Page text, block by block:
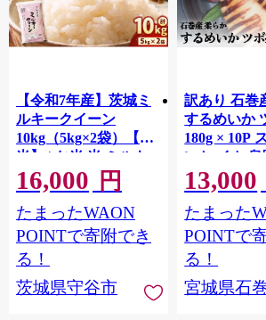
【令和7年産】茨城ミ
ルキークイーン
10kg（5kg×2袋）【精
米】 | お米 米 ミルキ
ークィーン 茨城県産
白米 もちもち お弁当
おにぎり
16,000 円
たまったWAON
POINTで寄附でき
る！
茨城県守谷市
訳あり 石巻
するめいか
180g × 10P
いか イカ 烏
小分け 下処
短調理 こだ
海鮮 魚介 お
まみ 煮物
BBQ バーベ
城県 石巻市
13,000
たまった
POINTで
る！
宮城県石